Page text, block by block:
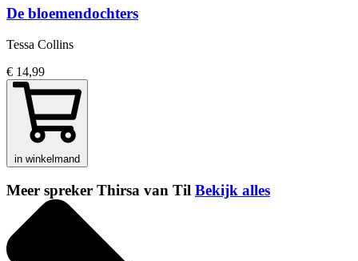
De bloemendochters
Tessa Collins
€ 14,99
in winkelmand
Meer spreker Thirsa van Til Bekijk alles